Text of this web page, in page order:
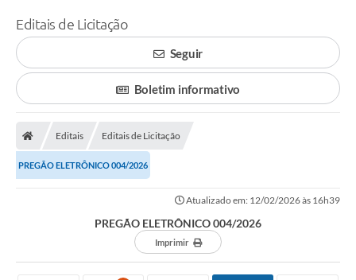
Editais de Licitação
Seguir
Boletim informativo
Editais Editais de Licitação
PREGÃO ELETRÔNICO 004/2026
Atualizado em: 12/02/2026 às 16h39
PREGÃO ELETRÔNICO 004/2026
Imprimir